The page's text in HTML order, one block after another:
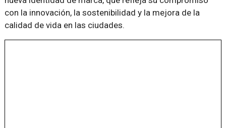
con la innovación, la sostenibilidad y la mejora de la
calidad de vida en las ciudades.